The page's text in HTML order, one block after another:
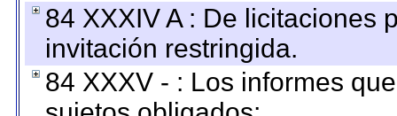
84 XXXIV A : De licitaciones
invitación restringida.
84 XXXV - : Los informes